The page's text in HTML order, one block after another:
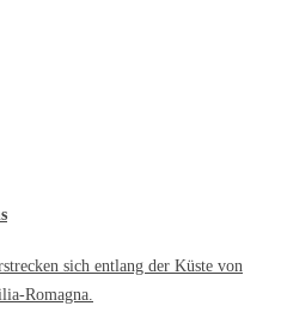
sich entlang der Küste von
Romagna.